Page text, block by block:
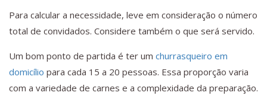
Para calcular a necessidade, leve em consideração o número
total de convidados. Considere também o que será servido.
Um bom ponto de partida é ter um churrasqueiro em
domicílio para cada 15 a 20 pessoas. Essa proporção varia
com a variedade de carnes e a complexidade da preparação.